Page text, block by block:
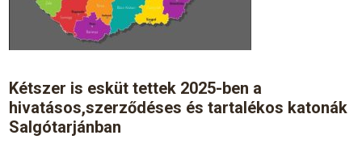
Kétszer is esküt tettek 2025-ben a
hivatásos,szerződéses és tartalékos katonák
Salgótarjánban